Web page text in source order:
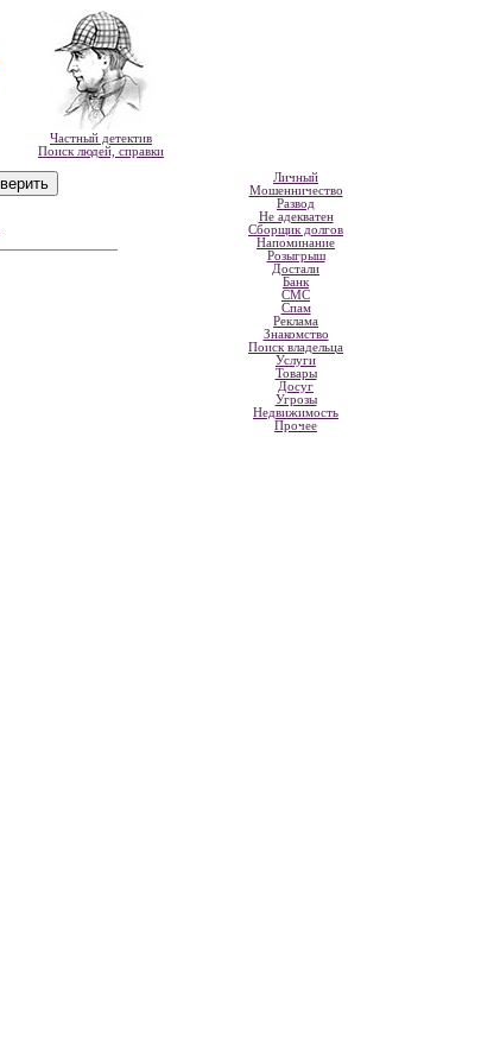
Частный детектив
Поиск людей, справки
Личный
Мошенничество
Развод
Не адекватен
Сборщик долгов
Напоминание
Розыгрыш
Достали
Банк
СМС
Спам
Реклама
Знакомство
Поиск владельца
Услуги
Товары
Досуг
Угрозы
Недвижимость
Прочее